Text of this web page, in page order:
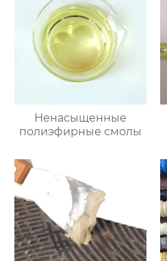
Ненасыщенные
полиэфирные смолы